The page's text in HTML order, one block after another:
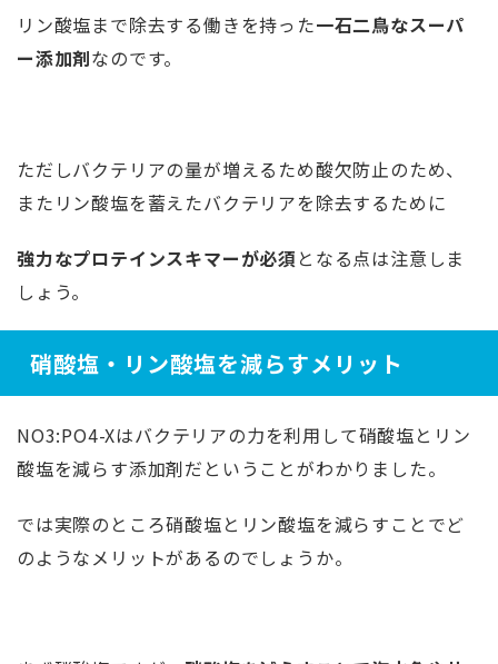
リン酸塩まで除去する働きを持った一石二鳥なスーパ
ー添加剤なのです。
ただしバクテリアの量が増えるため酸欠防止のため、
またリン酸塩を蓄えたバクテリアを除去するために
強力なプロテインスキマーが必須 となる点は注意しま
しょう。
硝酸塩・リン酸塩を減らすメリット
NO3:PO4-Xはバクテリアの力を利用して硝酸塩とリン
酸塩を減らす添加剤だということがわかりました。
では実際のところ硝酸塩とリン酸塩を減らすことでど
のようなメリットがあるのでしょうか。